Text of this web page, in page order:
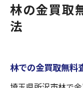
林の金買取
法
林での金買取無料